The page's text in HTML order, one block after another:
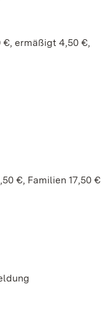
€, ermäßigt 4,50 €,
€, Familien 17,50 €